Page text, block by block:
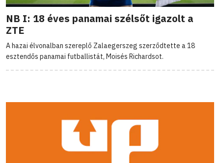
NB I: 18 éves panamai szélsőt igazolt a
ZTE
A hazai élvonalban szereplő Zalaegerszeg szerződtette a 18
esztendős panamai futballistát, Moisés Richardsot.